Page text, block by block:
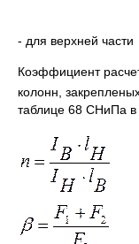
- для
Коэффициент
колонн,
таблице 68 СНиПа в